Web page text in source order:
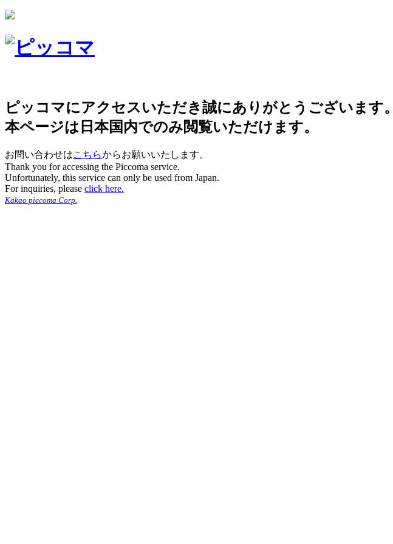
ピッコマにアクセスいただき誠にありがとうございます。
本ページは日本国内でのみ閲覧いただけます。
お問い合わせはこちらからお願いいたします。
Thank you for accessing the Piccoma service.
Unfortunately, this service can only be used from Japan.
For inquiries, please click here.
Kakao piccoma Corp.